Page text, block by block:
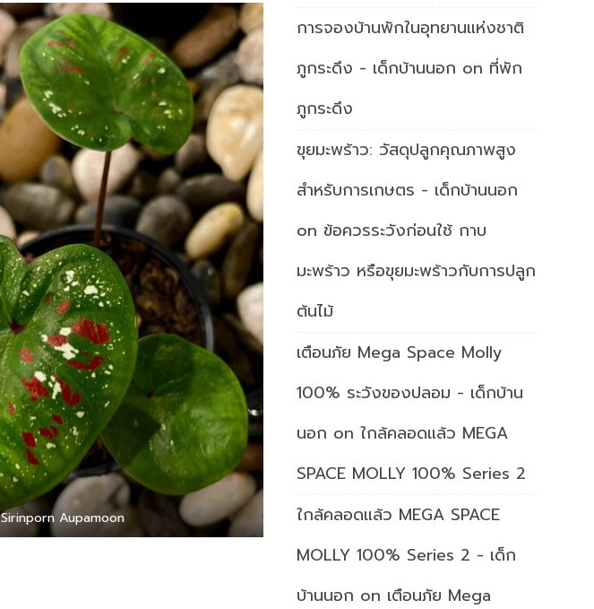
Sirinporn Aupamoon
การจองบ้านพักในอุทยานแห่งชาติ
ภูกระดึง - เด็กบ้านนอก on ที่พัก
ภูกระดึง
ขุยมะพร้าว: วัสดุปลูกคุณภาพสูง
สำหรับการเกษตร - เด็กบ้านนอก
on ข้อควรระวังก่อนใช้ กาบ
มะพร้าว หรือขุยมะพร้าวกับการปลูก
ต้นไม้
เตือนภัย Mega Space Molly
100% ระวังของปลอม - เด็กบ้าน
นอก on ใกล้คลอดแล้ว MEGA
SPACE MOLLY 100% Series 2
ใกล้คลอดแล้ว MEGA SPACE
MOLLY 100% Series 2 - เด็ก
บ้านนอก on เตือนภัย Mega